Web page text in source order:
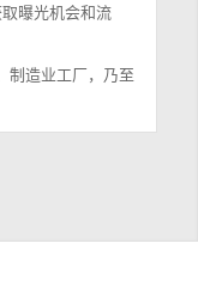
曝光机会和流
制造业工厂，乃至